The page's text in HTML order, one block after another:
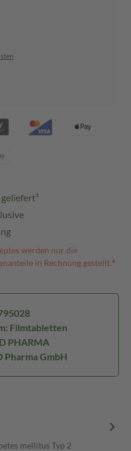
werden nur die
in Rechnung gestellt.⁴
Filmtabletten
PHARMA
GmbH
mellitus Typ 2